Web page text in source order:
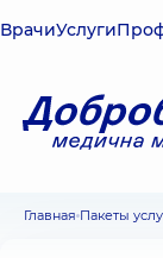
ВрачиУслуги
Главная Пакеты